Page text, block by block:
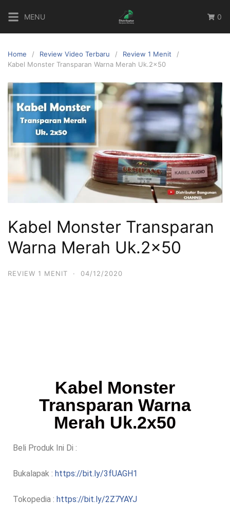
MENU 0
Home Review Video Terbaru
Review 1 Menit
Kabel Monster Transparan Warna Merah Uk.2×50
Kabel Monster Transparan
Warna Merah Uk.2×50
REVIEW 1 MENIT · 04/12/2020
Kabel Monster
Transparan Warna
Merah Uk.2x50
Beli Produk Ini Di :
Bukalapak : https://bit.ly/3fUAGH1
Tokopedia : https://bit.ly/2Z7YAYJ